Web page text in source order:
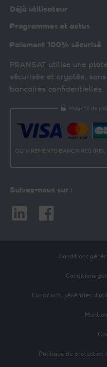
Déjà utilisateur
Programmes et actus
Paiement 100% sécurisé
FRANSAT utilise une
sécurisée et cryptée,
bancaires confidentielles.
Suivez-nous sur :
Linkedin Facebook
Conditions
Conditions
Conditions générales
Politique de protection